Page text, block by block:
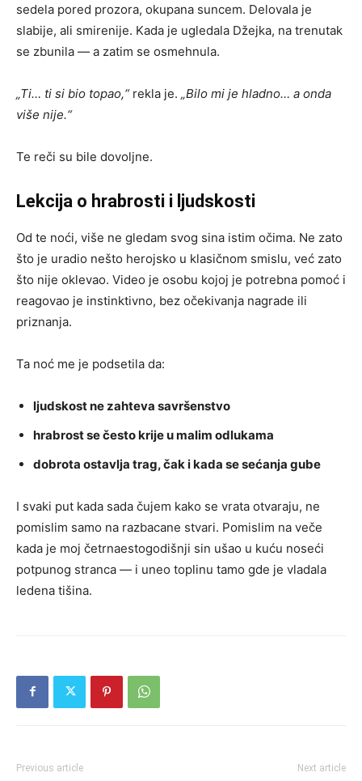
sedela pored prozora, okupana suncem. Delovala je
slabije, ali smirenije. Kada je ugledala Džejka, na trenutak
se zbunila — a zatim se osmehnula.
„Ti… ti si bio topao,“ rekla je. „Bilo mi je hladno… a onda
više nije.“
Te reči su bile dovoljne.
Lekcija o hrabrosti i ljudskosti
Od te noći, više ne gledam svog sina istim očima. Ne zato
što je uradio nešto herojsko u klasičnom smislu, već zato
što nije oklevao. Video je osobu kojoj je potrebna pomoć i
reagovao je instinktivno, bez očekivanja nagrade ili
priznanja.
Ta noć me je podsetila da:
ljudskost ne zahteva savršenstvo
hrabrost se često krije u malim odlukama
dobrota ostavlja trag, čak i kada se sećanja gube
I svaki put kada sada čujem kako se vrata otvaraju, ne
pomislim samo na razbacane stvari. Pomislim na veče
kada je moj četrnaestogodišnji sin ušao u kuću noseći
potpunog stranca — i uneo toplinu tamo gde je vladala
ledena tišina.
Previous article Next article